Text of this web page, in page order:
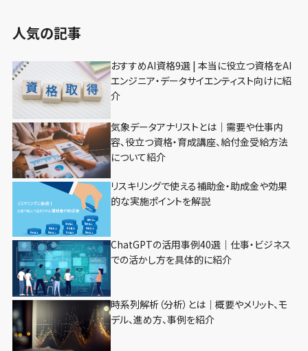
人気の記事
おすすめAI資格9選 | 本当に役立つ資格をAI
エンジニア・データサイエンティスト向けに紹
介
気象データアナリストとは｜需要や仕事内
容、役立つ資格・育成講座、給付金受給方法
について紹介
リスキリングで使える補助金・助成金や効果
的な実施ポイントを解説
ChatGPTの活用事例40選｜仕事・ビジネス
での活かし方を具体的に紹介
時系列解析（分析）とは｜概要やメリット、モ
デル、進め方、事例を紹介